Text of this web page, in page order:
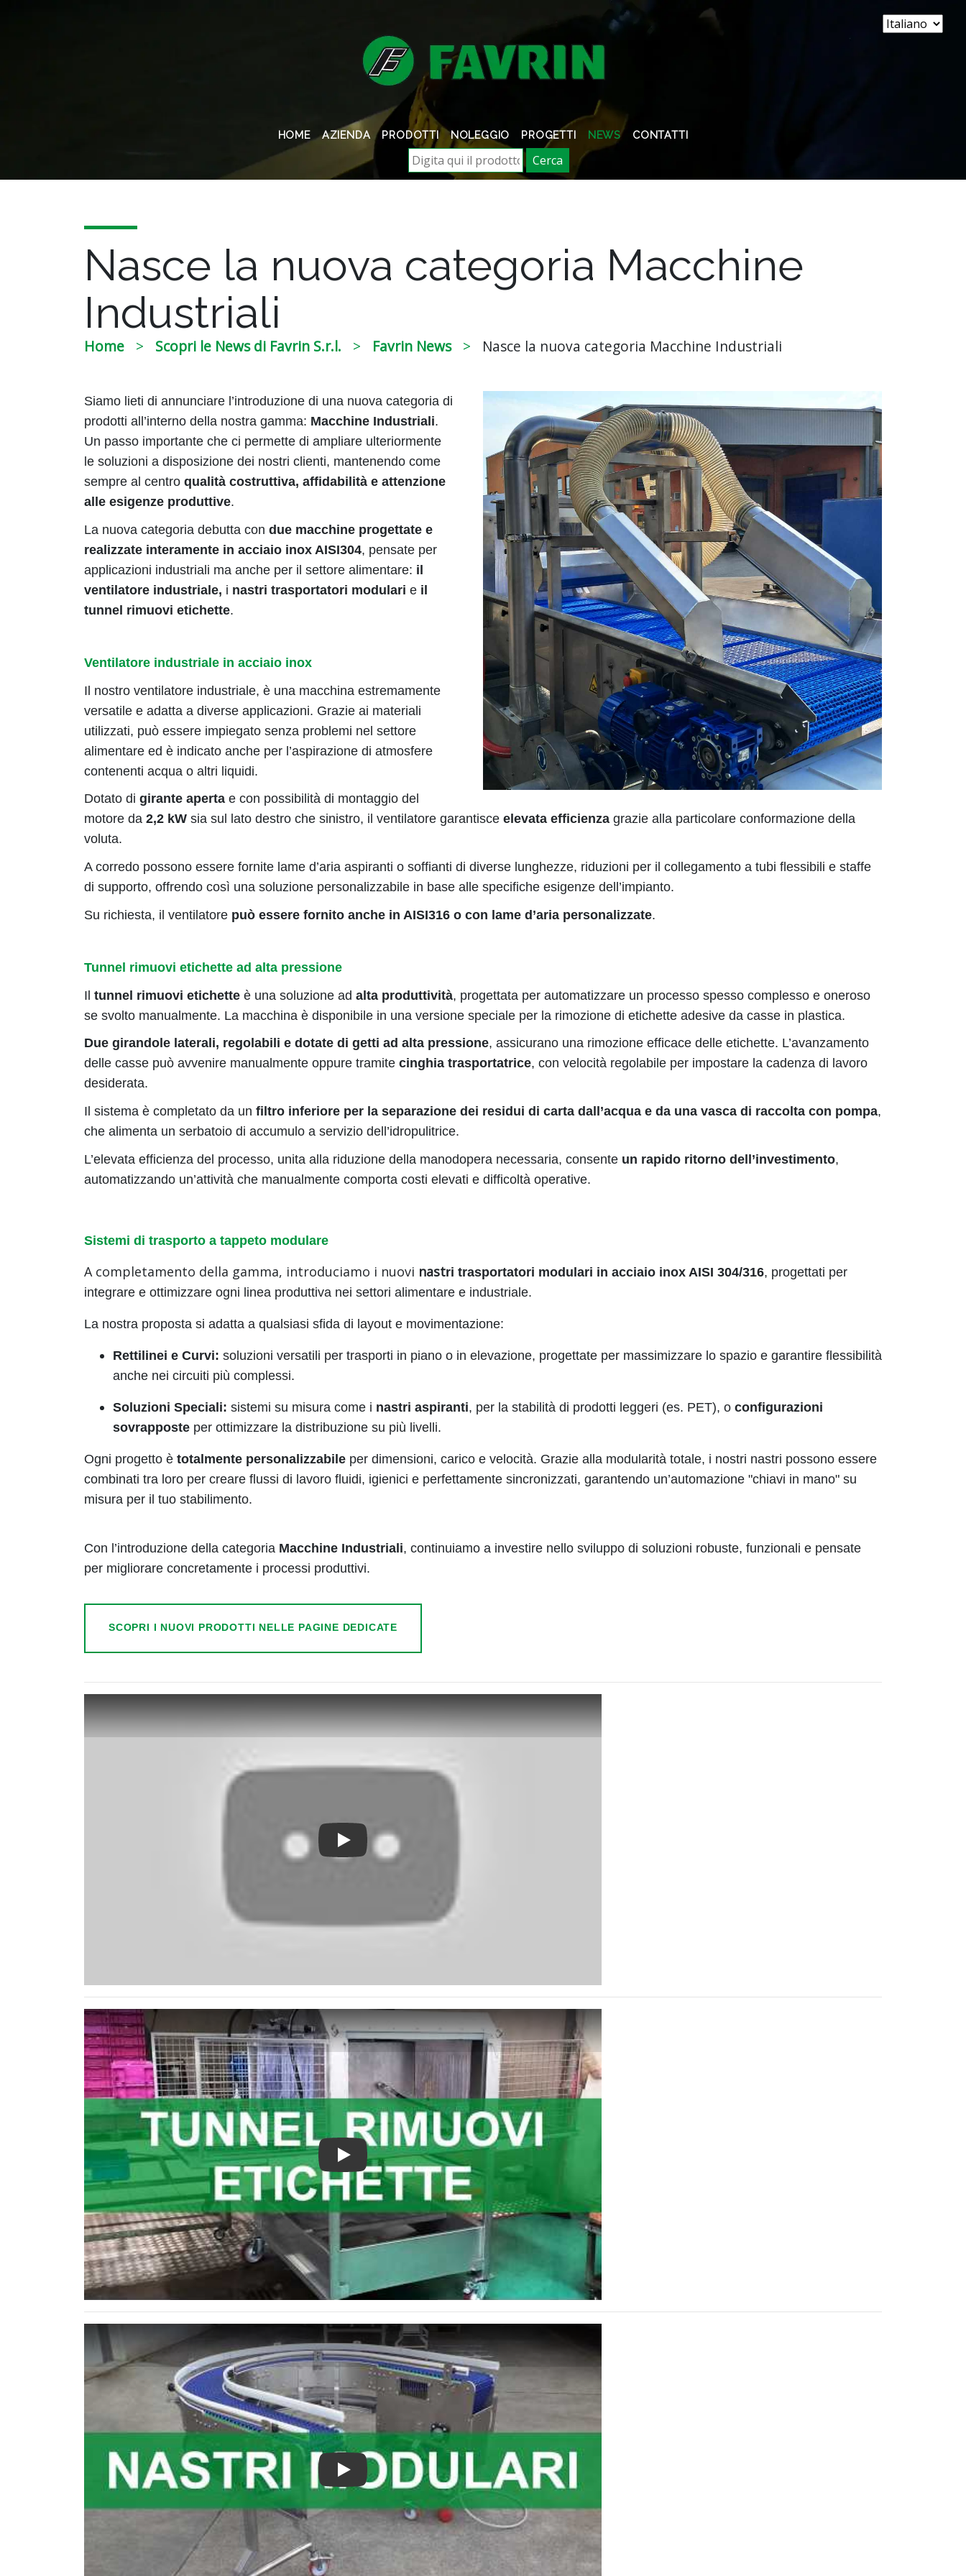
HOME AZIENDA PRODOTTI NOLEGGIO PROGETTI NEWS CONTATTI
Cerca
Nasce la nuova categoria Macchine
Industriali
Home Scopri le News di Favrin S.r.l. Favrin News Nasce la nuova categoria Macchine Industriali
Siamo lieti di annunciare l’introduzione di una nuova categoria di
prodotti all’interno della nostra gamma: Macchine Industriali.
Un passo importante che ci permette di ampliare ulteriormente
le soluzioni a disposizione dei nostri clienti, mantenendo come
sempre al centro qualità costruttiva, affidabilità e attenzione
alle esigenze produttive.
La nuova categoria debutta con due macchine progettate e
realizzate interamente in acciaio inox AISI304, pensate per
applicazioni industriali ma anche per il settore alimentare: il
ventilatore industriale, i nastri trasportatori modulari e il
tunnel rimuovi etichette.
Ventilatore industriale in acciaio inox
Il nostro ventilatore industriale, è una macchina estremamente
versatile e adatta a diverse applicazioni. Grazie ai materiali
utilizzati, può essere impiegato senza problemi nel settore
alimentare ed è indicato anche per l’aspirazione di atmosfere
contenenti acqua o altri liquidi.
Dotato di girante aperta e con possibilità di montaggio del
motore da 2,2 kW sia sul lato destro che sinistro, il ventilatore garantisce elevata efficienza grazie alla particolare conformazione della
voluta.
A corredo possono essere fornite lame d’aria aspiranti o soffianti di diverse lunghezze, riduzioni per il collegamento a tubi flessibili e staffe
di supporto, offrendo così una soluzione personalizzabile in base alle specifiche esigenze dell’impianto.
Su richiesta, il ventilatore può essere fornito anche in AISI316 o con lame d’aria personalizzate.
Tunnel rimuovi etichette ad alta pressione
Il tunnel rimuovi etichette è una soluzione ad alta produttività, progettata per automatizzare un processo spesso complesso e oneroso
se svolto manualmente. La macchina è disponibile in una versione speciale per la rimozione di etichette adesive da casse in plastica.
Due girandole laterali, regolabili e dotate di getti ad alta pressione, assicurano una rimozione efficace delle etichette. L’avanzamento
delle casse può avvenire manualmente oppure tramite cinghia trasportatrice, con velocità regolabile per impostare la cadenza di lavoro
desiderata.
Il sistema è completato da un filtro inferiore per la separazione dei residui di carta dall’acqua e da una vasca di raccolta con pompa,
che alimenta un serbatoio di accumulo a servizio dell’idropulitrice.
L’elevata efficienza del processo, unita alla riduzione della manodopera necessaria, consente un rapido ritorno dell’investimento,
automatizzando un’attività che manualmente comporta costi elevati e difficoltà operative.
Sistemi di trasporto a tappeto modulare
A completamento della gamma, introduciamo i nuovi nastri trasportatori modulari in acciaio inox AISI 304/316, progettati per
integrare e ottimizzare ogni linea produttiva nei settori alimentare e industriale.
La nostra proposta si adatta a qualsiasi sfida di layout e movimentazione:
Rettilinei e Curvi: soluzioni versatili per trasporti in piano o in elevazione, progettate per massimizzare lo spazio e garantire flessibilità
anche nei circuiti più complessi.
Soluzioni Speciali: sistemi su misura come i nastri aspiranti, per la stabilità di prodotti leggeri (es. PET), o configurazioni
sovrapposte per ottimizzare la distribuzione su più livelli.
Ogni progetto è totalmente personalizzabile per dimensioni, carico e velocità. Grazie alla modularità totale, i nostri nastri possono essere
combinati tra loro per creare flussi di lavoro fluidi, igienici e perfettamente sincronizzati, garantendo un’automazione "chiavi in mano" su
misura per il tuo stabilimento.
Con l’introduzione della categoria Macchine Industriali, continuiamo a investire nello sviluppo di soluzioni robuste, funzionali e pensate
per migliorare concretamente i processi produttivi.
SCOPRI I NUOVI PRODOTTI NELLE PAGINE DEDICATE
Play: Asciugatrice a lame d'aria per ortofrutta | Favrin Srl
Play: Lavatrice e centrifuga per ortofrutta | Favrin Srl